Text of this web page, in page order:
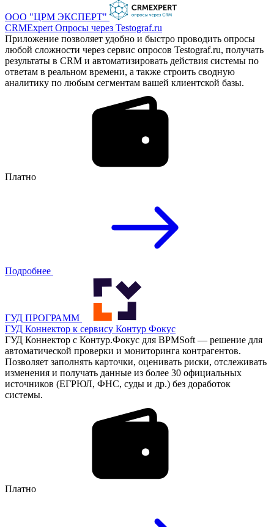
ООО "ЦРМ ЭКСПЕРТ"
CRMExpert Опросы через Testograf.ru
Приложение позволяет удобно и быстро проводить опросы
любой сложности через сервис опросов Testograf.ru, получать
результаты в CRM и автоматизировать действия системы по
ответам в реальном времени, а также строить сводную
аналитику по любым сегментам вашей клиентской базы.
Платно
Подробнее
ГУД ПРОГРАММ
ГУД Коннектор к сервису Контур Фокус
ГУД Коннектор с Контур.Фокус для BPMSoft — решение для
автоматической проверки и мониторинга контрагентов.
Позволяет заполнять карточки, оценивать риски, отслеживать
изменения и получать данные из более 30 официальных
источников (ЕГРЮЛ, ФНС, суды и др.) без доработок
системы.
Платно